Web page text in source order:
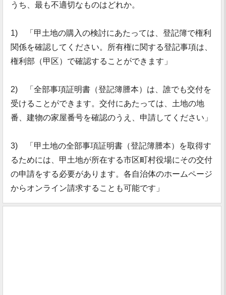
うち、最も不適切なものはどれか。
1) 「甲土地の購入の検討にあたっては、登記簿で権利
関係を確認してください。所有権に関する登記事項は、
権利部（甲区）で確認することができます」
2) 「全部事項証明書（登記簿謄本）は、誰でも交付を
受けることができます。交付にあたっては、土地の地
番、建物の家屋番号を確認のうえ、申請してください」
3) 「甲土地の全部事項証明書（登記簿謄本）を取得す
るためには、甲土地が所在する市区町村役場にその交付
の申請をする必要があります。各自治体のホームページ
からオンライン請求することも可能です」